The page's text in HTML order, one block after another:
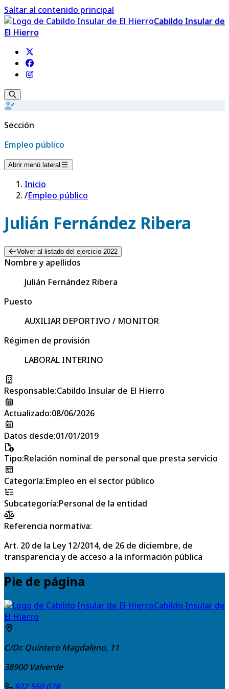
Saltar al contenido principal
Cabildo Insular de
El Hierro
Sección
Empleo público
Abrir menú lateral
Inicio
/Empleo público
Julián Fernández Ribera
Volver al listado del ejercicio 2022
Nombre y apellidos
Julián Fernández Ribera
Puesto
AUXILIAR DEPORTIVO / MONITOR
Régimen de provisión
LABORAL INTERINO
Responsable:Cabildo Insular de El Hierro
Actualizado:08/06/2026
Datos desde:01/01/2019
Tipo:Relación nominal de personal que presta servicio
Categoría:Empleo en el sector público
Subcategoría:Personal de la entidad
Referencia normativa:
Art. 20 de la Ley 12/2014, de 26 de diciembre, de
transparencia y de acceso a la información pública
Pie de página
Cabildo Insular de
El Hierro
C/Dr. Quintero Magdaleno, 11
38900 Valverde
922 550 078